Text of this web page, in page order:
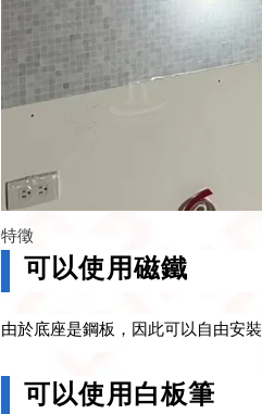
特徵
可以使用磁鐵
由於底座是鋼板，因此可以自由安
可以使用白板筆